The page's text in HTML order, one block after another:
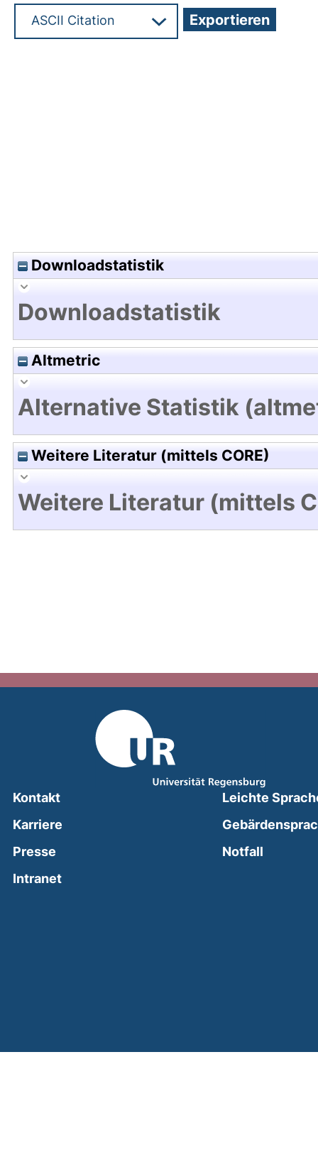
Downloadstatistik
Downloadstatistik
Altmetric
Alternative Statistik
Weitere Literatur (mittels CORE)
Weitere Literatur (mittels
Kontakt
Karriere
Presse
Intranet(external link, opens in a new window)
Leichte
Notfall